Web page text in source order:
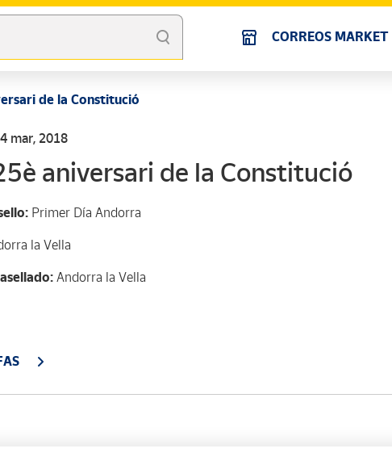
CORREOS MARKET
de la Constitució
mar, 2018
aniversari de la Constitució
Primer Día Andorra
la Vella
Andorra la Vella